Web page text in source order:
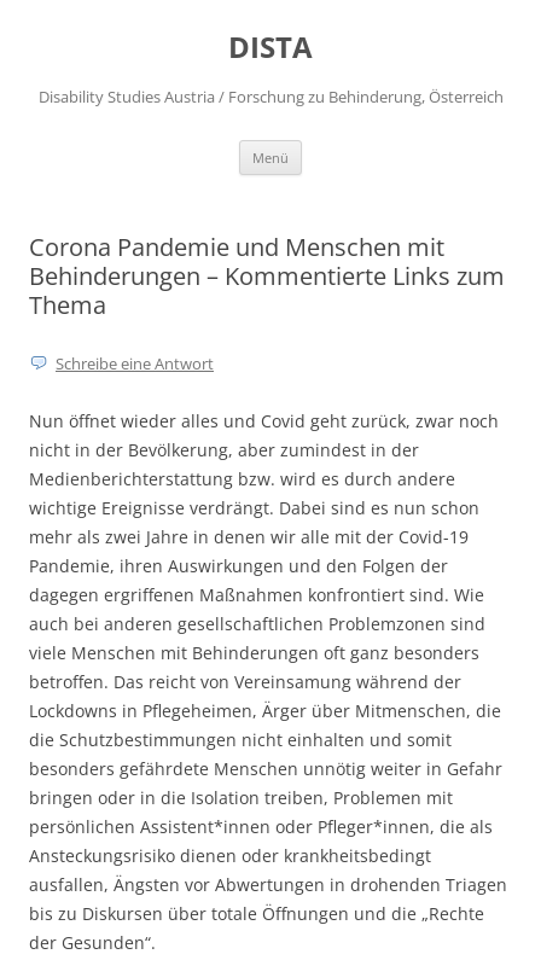
DISTA
Disability Studies Austria / Forschung zu Behinderung, Österreich
Menü
Corona Pandemie und Menschen mit
Behinderungen – Kommentierte Links zum
Thema
Schreibe eine Antwort
Nun öffnet wieder alles und Covid geht zurück, zwar noch
nicht in der Bevölkerung, aber zumindest in der
Medienberichterstattung bzw. wird es durch andere
wichtige Ereignisse verdrängt. Dabei sind es nun schon
mehr als zwei Jahre in denen wir alle mit der Covid-19
Pandemie, ihren Auswirkungen und den Folgen der
dagegen ergriffenen Maßnahmen konfrontiert sind. Wie
auch bei anderen gesellschaftlichen Problemzonen sind
viele Menschen mit Behinderungen oft ganz besonders
betroffen. Das reicht von Vereinsamung während der
Lockdowns in Pflegeheimen, Ärger über Mitmenschen, die
die Schutzbestimmungen nicht einhalten und somit
besonders gefährdete Menschen unnötig weiter in Gefahr
bringen oder in die Isolation treiben, Problemen mit
persönlichen Assistent*innen oder Pfleger*innen, die als
Ansteckungsrisiko dienen oder krankheitsbedingt
ausfallen, Ängsten vor Abwertungen in drohenden Triagen
bis zu Diskursen über totale Öffnungen und die „Rechte
der Gesunden“.